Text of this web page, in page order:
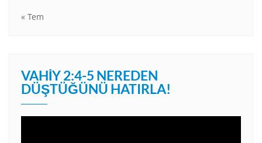
« Tem
VAHIY 2:4-5 NEREDEN
DÜŞTÜĞÜNÜ HATIRLA!